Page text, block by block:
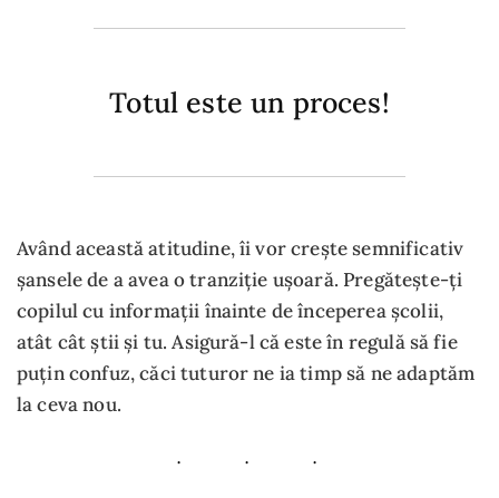
Totul este un proces!
Având această atitudine, îi vor crește semnificativ
șansele de a avea o tranziție ușoară. Pregătește-ți
copilul cu informații înainte de începerea școlii,
atât cât știi și tu. Asigură-l că este în regulă să fie
puțin confuz, căci tuturor ne ia timp să ne adaptăm
la ceva nou.